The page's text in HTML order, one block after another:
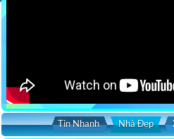
Tin Nhanh Nhà Đẹp